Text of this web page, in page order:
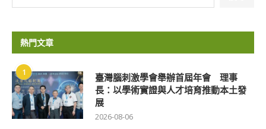
熱門文章
1
臺灣腦刺激學會舉辦首屆年會 理事
長：以學術實證與人才培育推動本土發
展
2026-08-06